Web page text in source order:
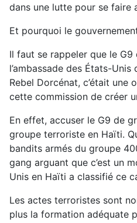
dans une lutte pour se faire
Et pourquoi le
Il faut se rappeler que le
l’ambassade des États-
Rebel Dorcénat, c’était
cette commission de créer
En effet, accuser le G9 de
groupe terroriste en Haïti.
bandits armés du groupe
gang arguant que c’est un
Unis en Haïti a classifié ce
Les actes terroristes sont
plus la formation adéquate